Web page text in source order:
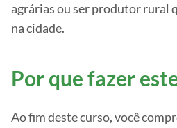
agrárias ou ser produtor rural
na cidade.
Por que fazer
Ao fim deste curso, você